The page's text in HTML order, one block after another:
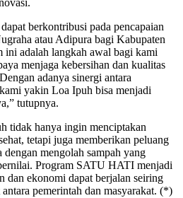
berkontribusi pada pencapaian
atau Adipura bagi Kabupaten
ini adalah langkah awal bagi kami
menjaga kebersihan dan kualitas
adanya sinergi antara
yakin Loa Ipuh bisa menjadi
tutupnya.
tidak hanya ingin menciptakan
tetapi juga memberikan peluang
mengolah sampah yang
Program SATU HATI menjadi
dan ekonomi dapat berjalan seiring
pemerintah dan masyarakat. (*)